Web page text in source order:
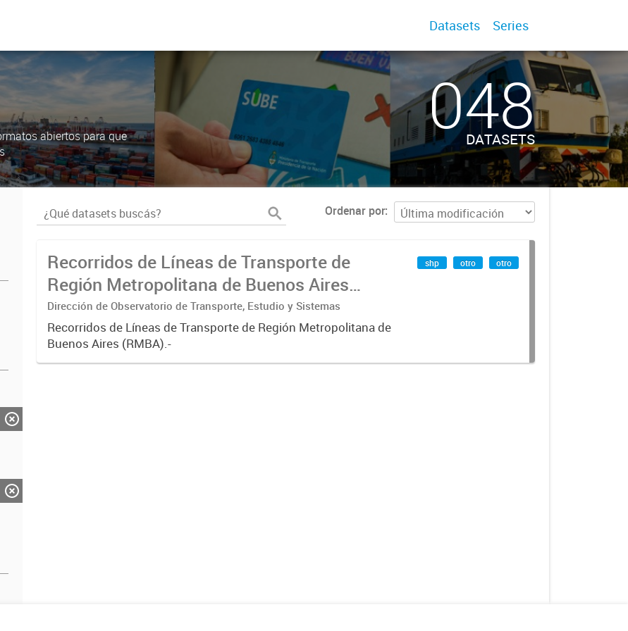
Datasets Series
abiertos para que
048
DATASETS
Ordenar por
Recorridos de Líneas de Transporte de
Región Metropolitana de Buenos Aires
(RMBA)
Dirección de Observatorio de Transporte, Estudio y Sistemas
Recorridos de Líneas de Transporte de Región Metropolitana de
Buenos Aires (RMBA).-
shp otro otro